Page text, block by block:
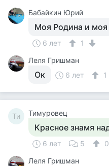
Бабайкин Юрий
Моя Родина и моя
6 лет
1
Леля Гришман
Ок 6 лет 1
Ти Тимуровец
Красное знамя
6 лет 5
0
Леля Гришман